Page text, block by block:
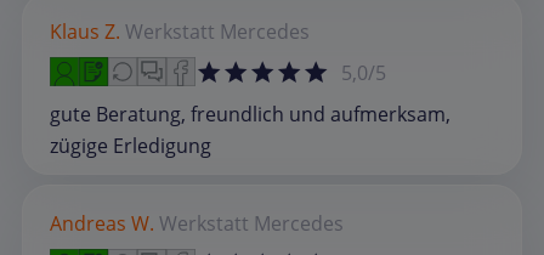
Klaus Z. Werkstatt Mercedes
5,0/5
gute Beratung, freundlich und aufmerksam,
zügige Erledigung
Andreas W. Werkstatt Mercedes